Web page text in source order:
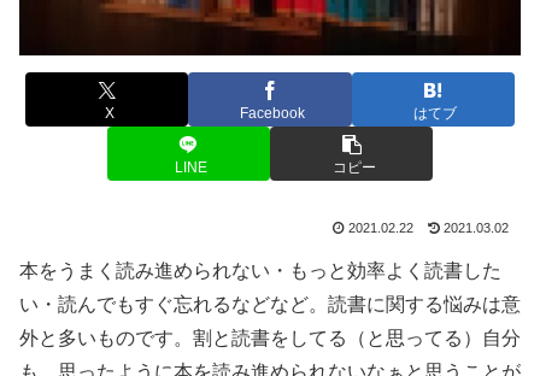
X Facebook はてブ
LINE コピー
2021.02.22 2021.03.02
本をうまく読み進められない・もっと効率よく読書した
い・読んでもすぐ忘れるなどなど。読書に関する悩みは意
外と多いものです。割と読書をしてる（と思ってる）自分